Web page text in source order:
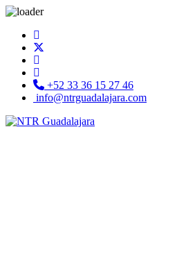
+52 33 36 15 27 46
info@ntrguadalajara.com